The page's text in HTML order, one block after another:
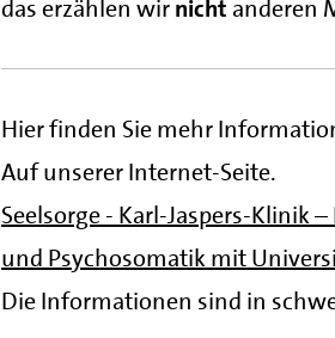
das erzählen wirnicht anderen
Hier finden Sie mehr
Auf unserer Internet-Seite.
Seelsorge - Karl-Jaspers-Klinik
und Psychosomatik mit
Die Informationen sind in